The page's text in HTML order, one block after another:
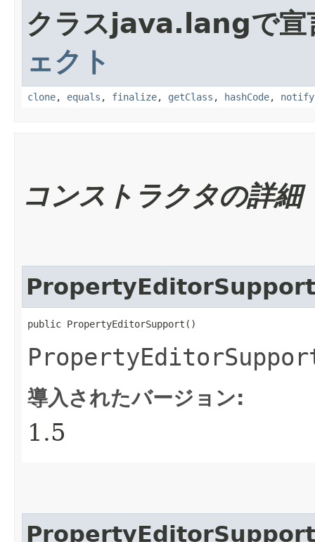
クラスjava.langで宣
ェクト
clone, equals , finalize, getClass , hashCode, notify
コンストラクタの詳細
PropertyEditorSupport
public PropertyEditorSupport()
導入されたバージョン:
1.5
PropertyEditorSupport